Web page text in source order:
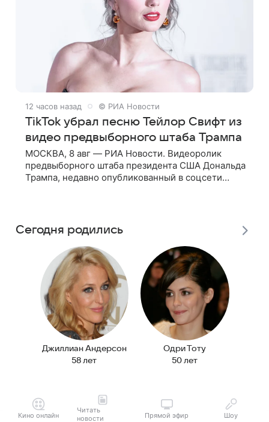
12 часов назад © РИА Новости
TikTok убрал песню Тейлор Свифт из
видео предвыборного штаба Трампа
МОСКВА, 8 авг — РИА Новости. Видеоролик
предвыборного штаба президента США Дональда
Трампа, недавно опубликованный в соцсети
Сегодня родились
Джиллиан Андерсон
58 лет
Одри Тоту
50 лет
Кино онлайн
Читать
новости
Прямой эфир Шоу